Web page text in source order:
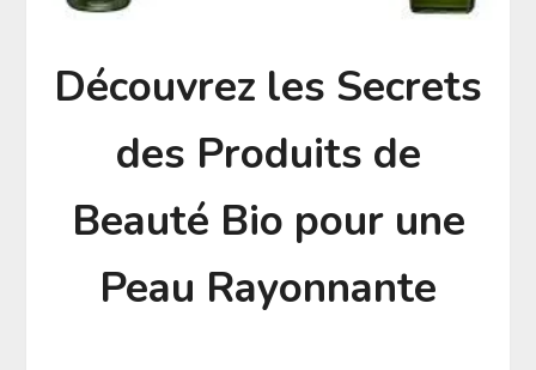
Découvrez les Secrets
des Produits de
Beauté Bio pour une
Peau Rayonnante